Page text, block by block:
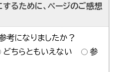
するために、ページのご感想
考になりましたか？
どちらともいえない
参